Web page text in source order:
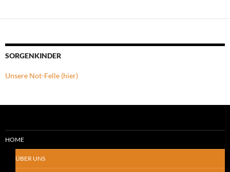
SORGENKINDER
Unsere Not-Felle (hier)
HOME
ÜBER UNS